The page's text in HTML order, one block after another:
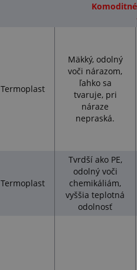
Termoplast
Mäkký, odolný
voči nárazom,
ľahko sa
tvaruje, pri
náraze
nepraská.
Termoplast
Tvrdší ako PE,
odolný voči
chemikáliám,
vyššia teplotná
odolnosť